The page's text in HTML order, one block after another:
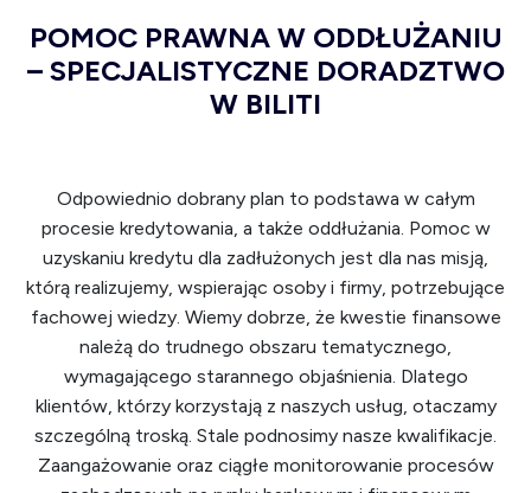
POMOC PRAWNA W ODDŁUŻANIU
– SPECJALISTYCZNE DORADZTWO
W BILITI
Odpowiednio dobrany plan to podstawa w całym
procesie kredytowania, a także oddłużania. Pomoc w
uzyskaniu kredytu dla zadłużonych jest dla nas misją,
którą realizujemy, wspierając osoby i firmy, potrzebujące
fachowej wiedzy. Wiemy dobrze, że kwestie finansowe
należą do trudnego obszaru tematycznego,
wymagającego starannego objaśnienia. Dlatego
klientów, którzy korzystają z naszych usług, otaczamy
szczególną troską. Stale podnosimy nasze kwalifikacje.
Zaangażowanie oraz ciągłe monitorowanie procesów